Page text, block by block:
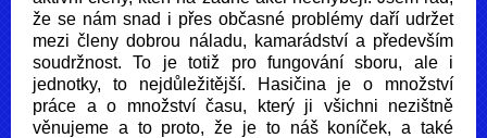
že se nám snad i přes občasné problémy daří udržet
mezi členy dobrou náladu, kamarádství a především
soudržnost. To je totiž pro fungování sboru, ale i
jednotky, to nejdůležitější. Hasičina je o množství
práce a o množství času, který ji všichni nezištně
věnujeme a to proto, že je to náš koníček, a také